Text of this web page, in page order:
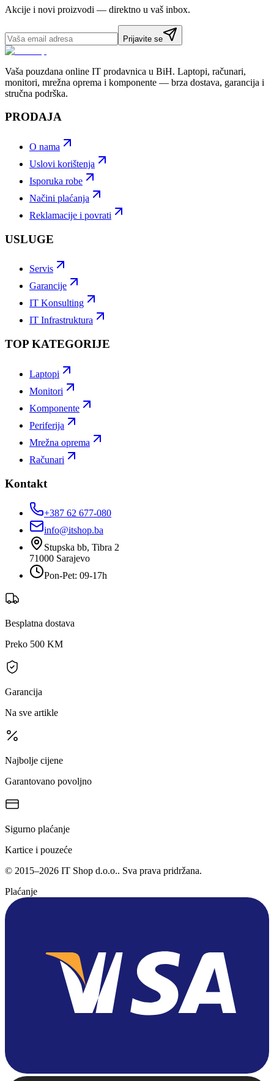
Akcije i novi proizvodi — direktno u vaš inbox.
Prijavite se
Vaša pouzdana online IT prodavnica u BiH. Laptopi, računari,
monitori, mrežna oprema i komponente — brza dostava, garancija i
stručna podrška.
PRODAJA
O nama
Uslovi korištenja
Isporuka robe
Načini plaćanja
Reklamacije i povrati
USLUGE
Servis
Garancije
IT Konsulting
IT Infrastruktura
TOP KATEGORIJE
Laptopi
Monitori
Komponente
Periferija
Mrežna oprema
Računari
Kontakt
+387 62 677-080
info@itshop.ba
Stupska bb, Tibra 2
71000 Sarajevo
Pon-Pet: 09-17h
Besplatna dostava
Preko 500 KM
Garancija
Na sve artikle
Najbolje cijene
Garantovano povoljno
Sigurno plaćanje
Kartice i pouzeće
© 2015–2026 IT Shop d.o.o.. Sva prava pridržana.
Plaćanje